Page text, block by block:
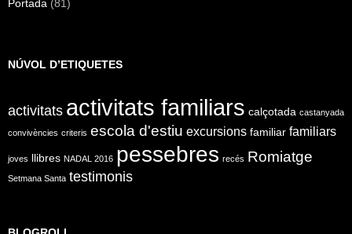
Portada (81)
NÚVOL D’ETIQUETES
activitats activitats familiars calçotada castanyada
convivències criteris escola d'estiu excursions familiar familiars
joves llibres NADAL 2016 pessebres recés Romiatge
Setmana Santa testimonis